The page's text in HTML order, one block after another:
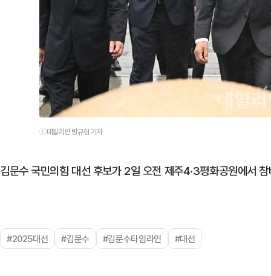
ⓒ데일리안 방규현 기자
김문수 국민의힘 대선 후보가 2일 오전 제주4·3평화공원에서
#2025대선 #김문수 #김문수타임라인 #대선